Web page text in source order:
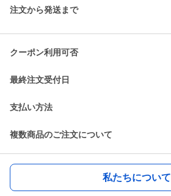
注文から発送まで
クーポン利用可否
最終注文受付日
支払い方法
複数商品のご注文について
私たちについて